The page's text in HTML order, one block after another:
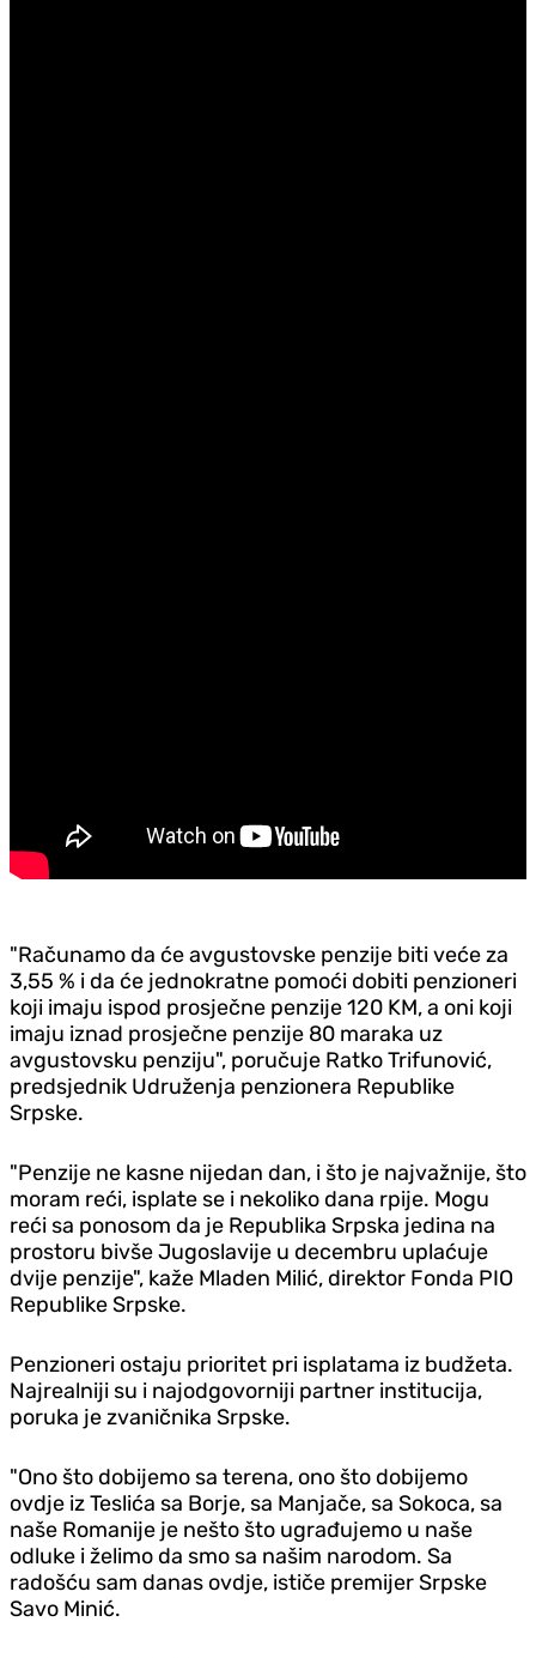
"Računamo da će avgustovske penzije biti veće za
3,55 % i da će jednokratne pomoći dobiti penzioneri
koji imaju ispod prosječne penzije 120 KM, a oni koji
imaju iznad prosječne penzije 80 maraka uz
avgustovsku penziju", poručuje Ratko Trifunović,
predsjednik Udruženja penzionera Republike
Srpske.
"Penzije ne kasne nijedan dan, i što je najvažnije, što
moram reći, isplate se i nekoliko dana rpije. Mogu
reći sa ponosom da je Republika Srpska jedina na
prostoru bivše Jugoslavije u decembru uplaćuje
dvije penzije", kaže Mladen Milić, direktor Fonda PIO
Republike Srpske.
Penzioneri ostaju prioritet pri isplatama iz budžeta.
Najrealniji su i najodgovorniji partner institucija,
poruka je zvaničnika Srpske.
"Ono što dobijemo sa terena, ono što dobijemo
ovdje iz Teslića sa Borje, sa Manjače, sa Sokoca, sa
naše Romanije je nešto što ugrađujemo u naše
odluke i želimo da smo sa našim narodom. Sa
radošću sam danas ovdje, ističe premijer Srpske
Savo Minić.